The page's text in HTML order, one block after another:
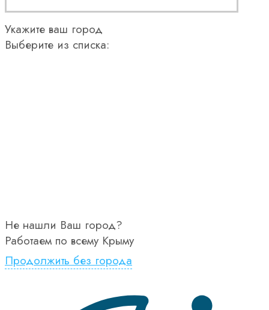
Укажите ваш город
Выберите из списка:
Не нашли Ваш город?
Работаем по всему Крыму
Продолжить без города